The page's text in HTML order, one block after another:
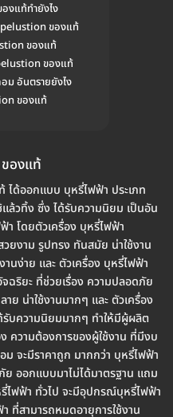
งแท้ทำยังไง
ของแท้
ของแท้
ของแท้
ม อันตรายยังไง
ของแท้
องแท้
ด้ออกแบบ บุหรี่ไฟฟ้า ประเภท
ล้วทิ้ง ซึ่ง ได้รับความนิยม เป็นอัน
โดยตัวเครื่อง บุหรี่ไฟฟ้า
ยงาม รูปทรง ทันสมัย น่าใช้งาน
นง่าย และ ตัวเครื่อง บุหรี่ไฟฟ้า
ริยะ ที่ช่วยเรื่อง ความปลอดภัย
ย น่าใช้งานมากๆ และ ตัวเครื่อง
บความนิยมมากๆ ทำให้มีผู้ผลิต
ความต้องการของผู้ใช้งาน ที่มีงบ
จะมีราคาถูก มากกว่า บุหรี่ไฟฟ้า
ออกแบบมาไม่ได้มาตรฐาน แถม
รี่ไฟฟ้า ทั่วไป จะมีอุปกรณ์บุหรี่ไฟฟ้า
ที่สามารถหมดอายุการใช้งาน